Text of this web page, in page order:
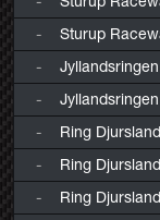
-
Sturup
-
Jyllandsringen
-
Jyllandsringen
-
Ring Djursland
-
Ring Djursland
-
Ring Djursland